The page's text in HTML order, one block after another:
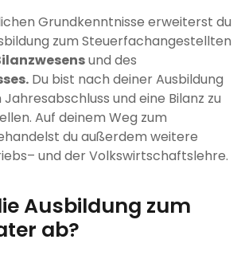
Grundkenntnisse erweiterst du
zum Steuerfachangestellten
und des
Du bist nach deiner Ausbildung
Jahresabschluss und eine Bilanz zu
Auf deinem Weg zum
du außerdem weitere
und der Volkswirtschaftslehre.
Ausbildung zum
ab?